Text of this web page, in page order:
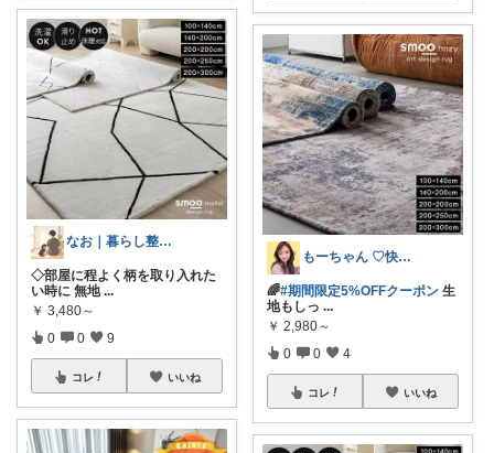
なお｜暮らし整えROOM｜犬もいます🐕
◇部屋に程よく柄を取り入れた
い時に 無地 ...
￥ 3,480～
0 0 9
コレ いいね
もーちゃん ♡快適生活~旅行大好き🌈✨
🌈#期間限定5%OFFクーポン 生
地もしっ ...
￥ 2,980～
0 0 4
コレ いいね